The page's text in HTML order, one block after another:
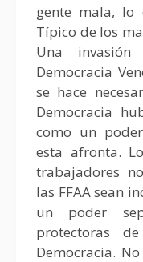
gente mala, lo
Típico de los
Una
Democracia
se hace
Democracia
como un
esta afronta.
trabajadores
las FFAA sean
un poder
protectoras
Democracia.